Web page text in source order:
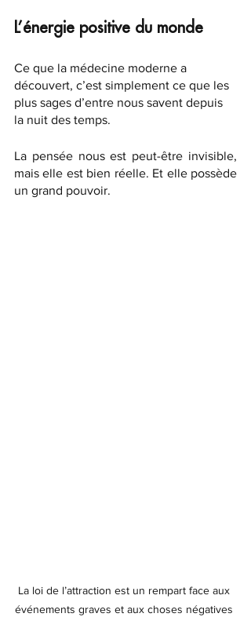
L’énergie positive du monde
Ce que la médecine moderne a
découvert, c’est simplement ce que les
plus sages d’entre nous savent depuis
la nuit des temps.
La pensée nous est peut-être invisible,
mais elle est bien réelle. Et elle possède
un grand pouvoir.
La loi de l’attraction est un rempart face aux
événements graves et aux choses négatives